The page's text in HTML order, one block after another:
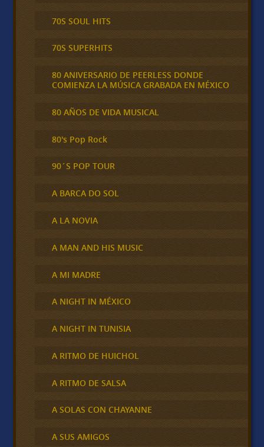
70S SOUL HITS
70S SUPERHITS
80 ANIVERSARIO DE PEERLESS DONDE
COMIENZA LA MÚSICA GRABADA EN MÉXICO
80 AÑOS DE VIDA MUSICAL
80's Pop Rock
90´S POP TOUR
A BARCA DO SOL
A LA NOVIA
A MAN AND HIS MUSIC
A MI MADRE
A NIGHT IN MÉXICO
A NIGHT IN TUNISIA
A RITMO DE HUICHOL
A RITMO DE SALSA
A SOLAS CON CHAYANNE
A SUS AMIGOS